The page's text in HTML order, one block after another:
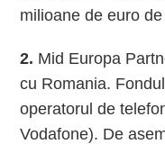
milioane de euro
2. Mid Europa
cu Romania.
operatorul de
Vodafone). De